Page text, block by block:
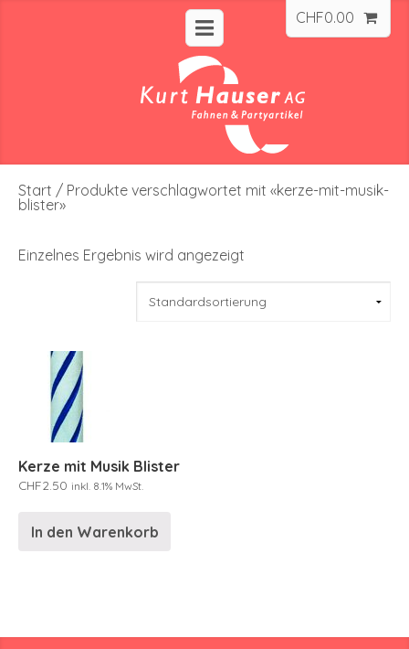
CHF0.00
Start / Produkte verschlagwortet mit «kerze-mit-musik-
blister»
Einzelnes Ergebnis wird angezeigt
Kerze mit Musik Blister
CHF2.50 inkl. 8.1% MwSt.
In den Warenkorb